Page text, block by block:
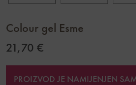
Colour gel Esme
21,70 €
PROIZVOD JE NAMIJENJEN